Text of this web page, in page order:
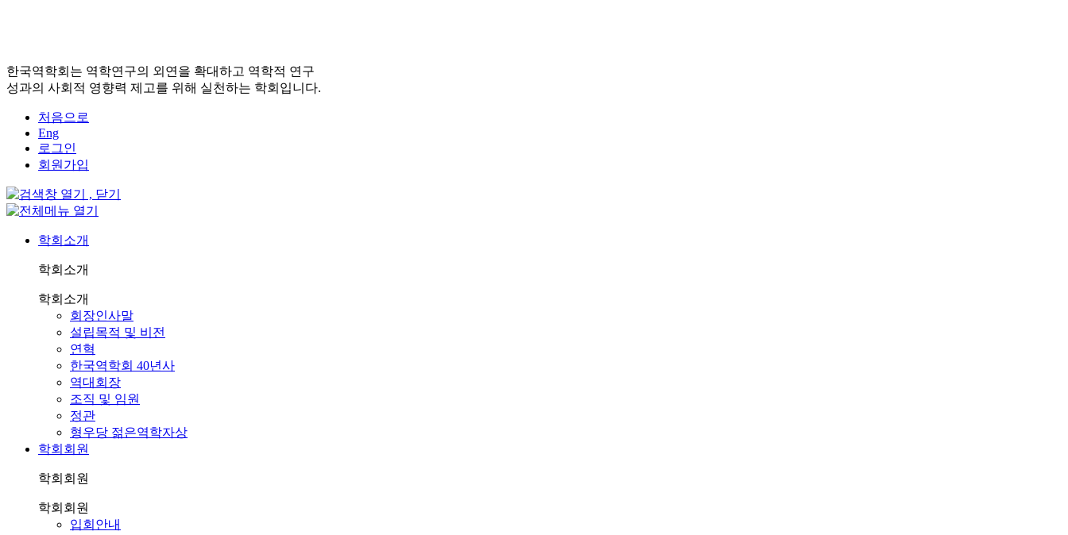
한국역학회는 역학연구의 외연을 확대하고 역학적 연구
성과의 사회적 영향력 제고를 위해 실천하는 학회입니다.
처음으로
Eng
로그인
회원가입
학회소개
학회소개
학회소개
회장인사말
설립목적 및 비전
연혁
한국역학회 40년사
역대회장
조직 및 임원
정관
형우당 젊은역학자상
학회회원
학회회원
학회회원
입회안내